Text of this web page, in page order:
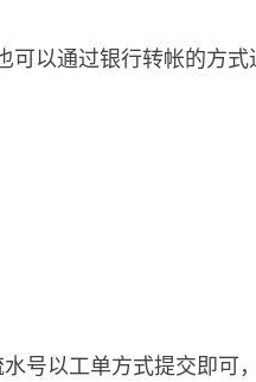
以通过银行转帐的方
号以工单方式提交即可